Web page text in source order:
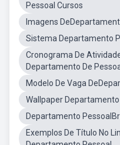
Pessoal Cursos
Imagens
Sistema Departamento
Cronograma De
Departamento De
Modelo De Vaga
Wallpaper
Departamento
Exemplos De Título No